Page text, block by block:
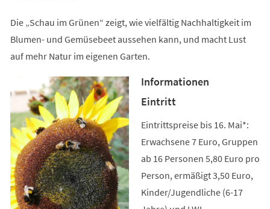
Die „Schau im Grünen“ zeigt, wie vielfältig Nachhaltigkeit im
Blumen- und Gemüsebeet aussehen kann, und macht Lust
auf mehr Natur im eigenen Garten.
Informationen
Eintritt
Eintrittspreise bis 16. Mai*:
Erwachsene 7 Euro, Gruppen
ab 16 Personen 5,80 Euro pro
Person, ermäßigt 3,50 Euro,
Kinder/Jugendliche (6-17